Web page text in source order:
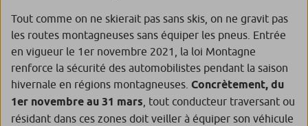
Tout comme on ne skierait pas sans skis, on ne gravit pas
les routes montagneuses sans équiper les pneus. Entrée
en vigueur le 1er novembre 2021, la loi Montagne
renforce la sécurité des automobilistes pendant la saison
hivernale en régions montagneuses. Concrètement, du
1er novembre au 31 mars , tout conducteur traversant ou
résidant dans ces zones doit veiller à équiper son véhicule